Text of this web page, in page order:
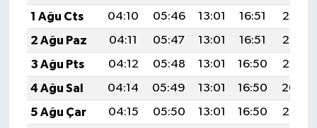
1 Ağu Cts
04:10 05:46 13:01 16:51
20:07
2 Ağu Paz
04:11 05:47 13:01 16:51
20:06
3 Ağu Pts
04:12 05:48 13:01 16:50
20:05
4 Ağu Sal
04:14 05:49 13:01 16:50
20:04
5 Ağu Çar
04:15 05:50 13:01 16:50
20:03